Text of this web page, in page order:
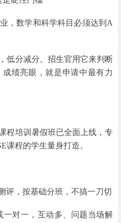
，数学和科学科目必须达到A
低分减分。招生官用它来判断
绩亮眼，就是申请中最有力
程培训暑假班已全面上线，专
课程的学生量身打造。
评，按基础分班，不搞一刀切
一对一，互动多、问题当场解